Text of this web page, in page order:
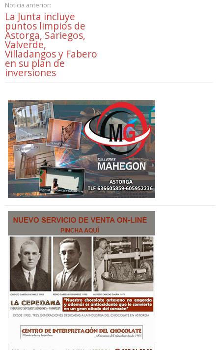
Noticia anterior:
La Junta incluye
puntos limpios de
Astorga, Sariegos,
Valverde,
Villadangos y Fabero
en su plan de
inversiones